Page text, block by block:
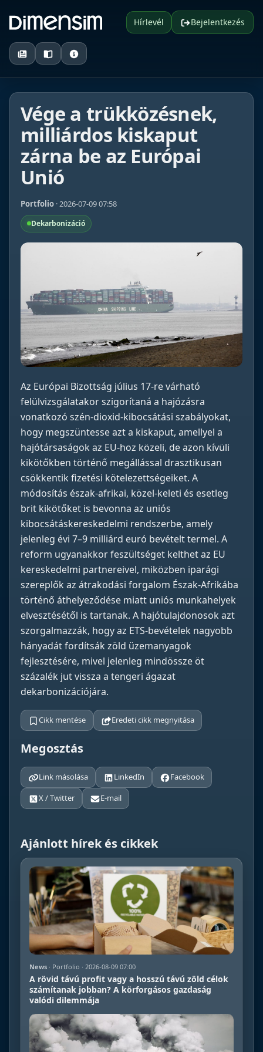
Hírlevél Bejelentkezés
Vége a trükközésnek,
milliárdos kiskaput
zárna be az Európai
Unió
Portfolio · 2026-07-09 07:58
Dekarbonizáció
Az Európai Bizottság július 17-re várható
felülvizsgálatakor szigorítaná a hajózásra
vonatkozó szén-dioxid-kibocsátási szabályokat,
hogy megszüntesse azt a kiskaput, amellyel a
hajótársaságok az EU-hoz közeli, de azon kívüli
kikötőkben történő megállással drasztikusan
csökkentik fizetési kötelezettségeiket. A
módosítás észak-afrikai, közel-keleti és esetleg
brit kikötőket is bevonna az uniós
kibocsátáskereskedelmi rendszerbe, amely
jelenleg évi 7–9 milliárd euró bevételt termel. A
reform ugyanakkor feszültséget kelthet az EU
kereskedelmi partnereivel, miközben iparági
szereplők az átrakodási forgalom Észak-Afrikába
történő áthelyeződése miatt uniós munkahelyek
elvesztésétől is tartanak. A hajótulajdonosok azt
szorgalmazzák, hogy az ETS-bevételek nagyobb
hányadát fordítsák zöld üzemanyagok
fejlesztésére, mivel jelenleg mindössze öt
százalék jut vissza a tengeri ágazat
dekarbonizációjára.
Cikk mentése Eredeti cikk megnyitása
Megosztás
Link másolása LinkedIn
Facebook
X / Twitter
E-mail
Ajánlott hírek és cikkek
News · Portfolio · 2026-08-09 07:00
A rövid távú profit vagy a hosszú távú zöld célok
számítanak jobban? A körforgásos gazdaság
valódi dilemmája